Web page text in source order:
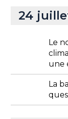
24
Le
une
La